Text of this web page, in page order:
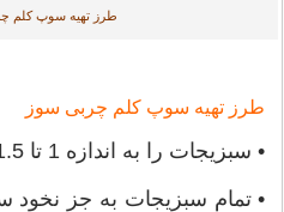
طرز تهیه سوپ کلم
طرز تهیه سوپ کلم چربی سوز
• سبزیجات را به اندازه 1 تا 1.5 سانتیمتر خرد کنید.
• تمام سبزیجات به جز نخود